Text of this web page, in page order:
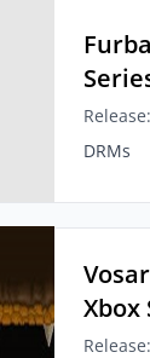
DRMs
Xbox